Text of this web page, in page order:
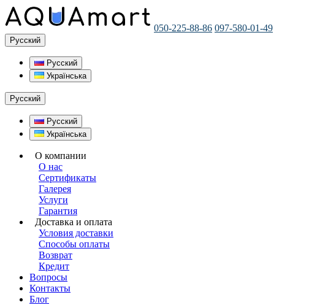
050-225-88-86 097-580-01-49
Русский
Русский
Українська
Русский
Русский
Українська
О компании
О нас
Сертификаты
Галерея
Услуги
Гарантия
Доставка и оплата
Условия доставки
Способы оплаты
Возврат
Кредит
Вопросы
Контакты
Блог